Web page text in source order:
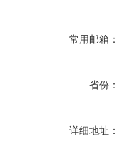
常用邮箱：
省份：
详细地址：